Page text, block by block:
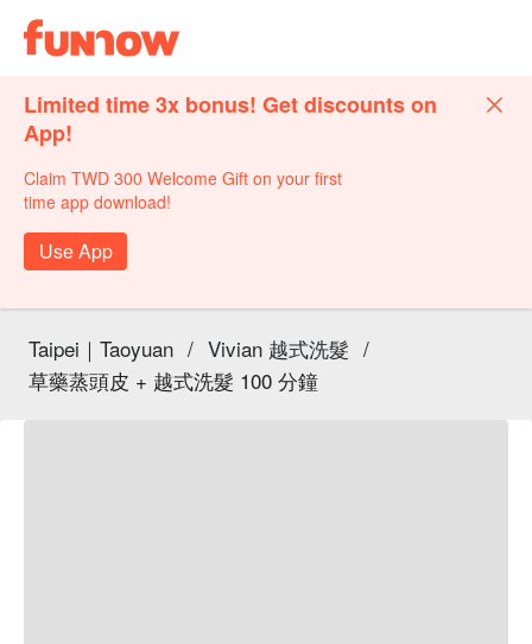
Limited time 3x bonus! Get discounts on
App!
Claim TWD 300 Welcome Gift on your first
time app download!
Use App
Taipei｜Taoyuan / Vivian 越式洗髮 /
草藥蒸頭皮 + 越式洗髮 100 分鐘